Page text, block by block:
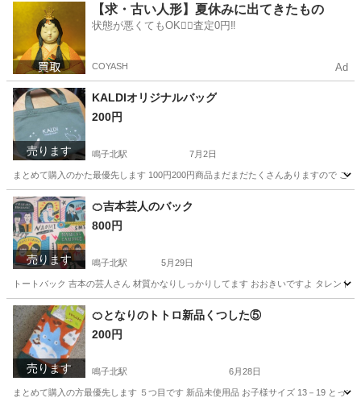
鳴子北駅 家具 テープカッター
【求・古い人形】夏休みに出てきたもの
状態が悪くてもOK🙆‍♀️査定0円‼️
COYASH Ad
売ります
KALDIオリジナルバッグ
200円
鳴子北駅 7月2日
まとめて購入のかた最優先します 100円200円商品まだまだたくさんありますので ご
愛知 名古屋市 鳴子北駅 靴/バッグ
売ります
🍊吉本芸人のバック
800円
鳴子北駅 5月29日
トートバック 吉本の芸人さん 材質かなりしっかりしてます おおきいですよ タレン
愛知 名古屋市 鳴子北駅 靴/バッグ お笑い
売ります
🍊となりのトトロ新品くつした⑤
200円
鳴子北駅 6月28日
まとめて購入の方最優先します ５つ目です 新品未使用品 お子様サイズ 13－19 とっ